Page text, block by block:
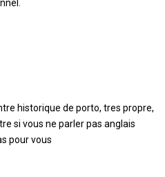
historique de porto, tres propre,
si vous ne parler pas anglais
pour vous